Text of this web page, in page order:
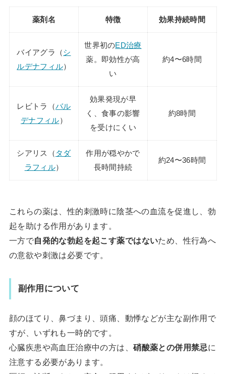
薬剤名 特徴 効果持続時間
バイアグラ（シ
ルデナフィル）
世界初のED治療
薬。即効性が高
い
約4〜6時間
レビトラ（バル
デナフィル）
効果発現が早
く、食事の影響
を受けにくい
約8時間
シアリス（ タダ
ラフィル）
作用が穏やかで
長時間持続
約24〜36時間
これらの薬は、性的刺激時に陰茎への血流を促進し、勃
起を助ける作用があります。
一方で自発的な勃起を起こす薬ではないため、性行為へ
の意欲や刺激は必要です。
副作用について
顔のほてり、鼻づまり、頭痛、動悸などが主な副作用で
すが、いずれも一時的です。
心臓疾患や高血圧治療中の方は、硝酸薬との併用禁忌に
注意する必要があります。